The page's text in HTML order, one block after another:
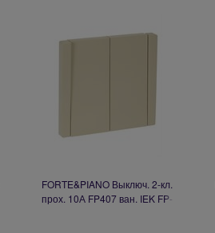
FORTE&PIANO Выключ. 2-кл.
прох. 10А FP407 ван. IEK FP-